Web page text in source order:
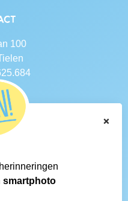
100
shops
×
smartphoto